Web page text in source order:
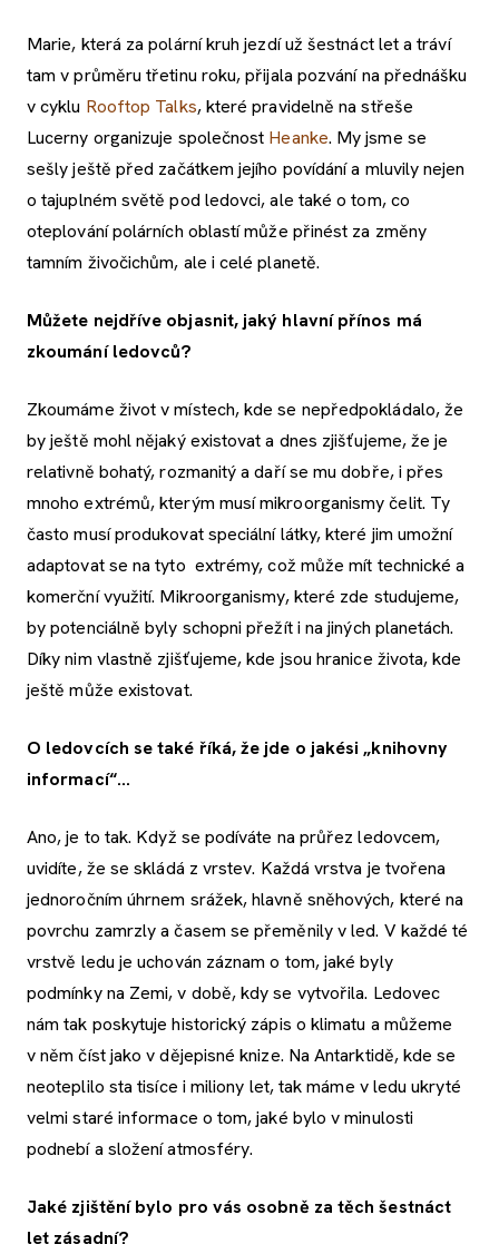
Marie, která za polární kruh jezdí už šestnáct let a tráví
tam v průměru třetinu roku, přijala pozvání na přednášku
v cyklu Rooftop Talks, které pravidelně na střeše
Lucerny organizuje společnost Heanke. My jsme se
sešly ještě před začátkem jejího povídání a mluvily nejen
o tajuplném světě pod ledovci, ale také o tom, co
oteplování polárních oblastí může přinést za změny
tamním živočichům, ale i celé planetě.
Můžete nejdříve objasnit, jaký hlavní přínos má
zkoumání ledovců?
Zkoumáme život v místech, kde se nepředpokládalo, že
by ještě mohl nějaký existovat a dnes zjišťujeme, že je
relativně bohatý, rozmanitý a daří se mu dobře, i přes
mnoho extrémů, kterým musí mikroorganismy čelit. Ty
často musí produkovat speciální látky, které jim umožní
adaptovat se na tyto extrémy, což může mít technické a
komerční využití. Mikroorganismy, které zde studujeme,
by potenciálně byly schopni přežít i na jiných planetách.
Díky nim vlastně zjišťujeme, kde jsou hranice života, kde
ještě může existovat.
O ledovcích se také říká, že jde o jakési „knihovny
informací“...
Ano, je to tak. Když se podíváte na průřez ledovcem,
uvidíte, že se skládá z vrstev. Každá vrstva je tvořena
jednoročním úhrnem srážek, hlavně sněhových, které na
povrchu zamrzly a časem se přeměnily v led. V každé té
vrstvě ledu je uchován záznam o tom, jaké byly
podmínky na Zemi, v době, kdy se vytvořila. Ledovec
nám tak poskytuje historický zápis o klimatu a můžeme
v něm číst jako v dějepisné knize. Na Antarktidě, kde se
neoteplilo sta tisíce i miliony let, tak máme v ledu ukryté
velmi staré informace o tom, jaké bylo v minulosti
podnebí a složení atmosféry.
Jaké zjištění bylo pro vás osobně za těch šestnáct
let zásadní?